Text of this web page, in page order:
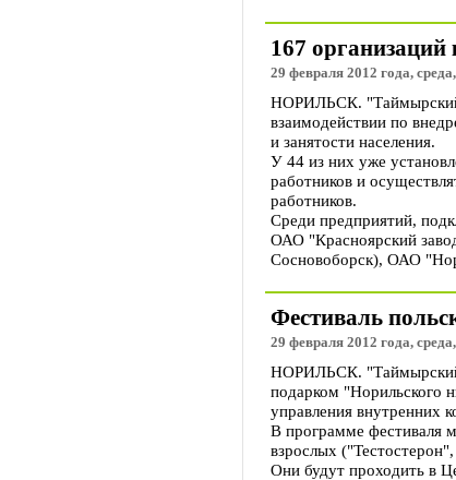
167
29 февраля 2012 года,
НОРИЛЬСК. "Таймырский
взаимодействии по
и занятости населения.
У 44 из них уже
работников и
работников.
Среди предприятий,
ОАО "Красноярский
Сосновоборск), ОАО
Фестиваль
29 февраля 2012 года,
НОРИЛЬСК. "Таймырский
подарком "Норильского
управления внутренних
В программе фестиваля
взрослых
Они будут проходить в